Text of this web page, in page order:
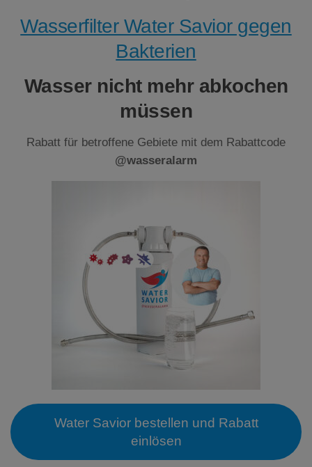
Wasserfilter Water Savior gegen
Bakterien
Wasser nicht mehr abkochen
müssen
Rabatt für betroffene Gebiete mit dem Rabattcode
@wasseralarm
Water Savior bestellen und Rabatt
einlösen